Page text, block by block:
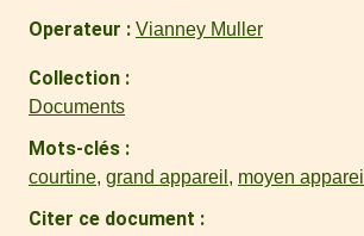
Operateur Vianney Muller
Collection
Documents
Mots-clés
courtine, grand appareil , moyen appareil
Citer ce document